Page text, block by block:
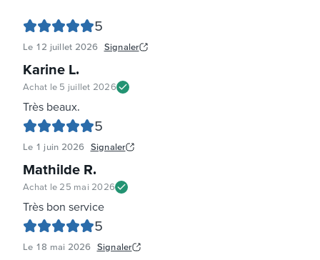
5
Le 12 juillet 2026 Signaler
Karine L.
Achat le 5 juillet 2026
Très beaux.
5
Le 1 juin 2026 Signaler
Mathilde R.
Achat le 25 mai 2026
Très bon service
5
Le 18 mai 2026 Signaler